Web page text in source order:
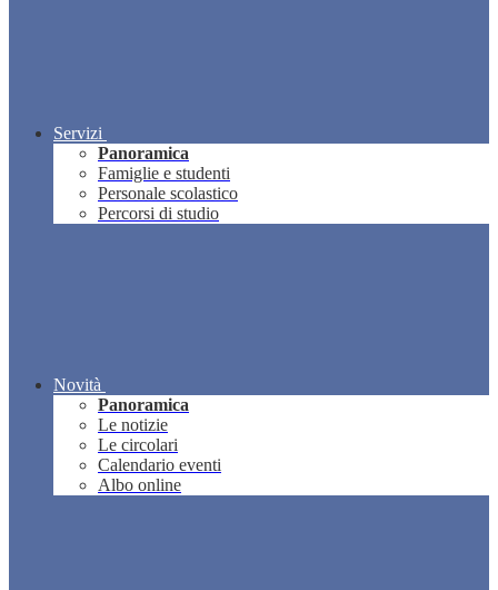
Servizi
Panoramica
Famiglie e studenti
Personale scolastico
Percorsi di studio
Novità
Panoramica
Le notizie
Le circolari
Calendario eventi
Albo online